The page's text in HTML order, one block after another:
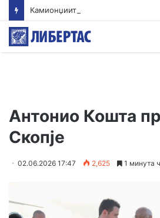
Антонио Кошта
Скопје
02.06.2026 17:47 2,625 1 минута